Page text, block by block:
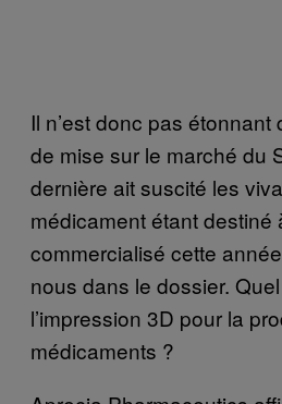
Il n’est donc pas étonnant
de mise sur le marché du
dernière ait suscité les
médicament étant destiné
commercialisé cette
nous dans le dossier.
l’impression 3D pour la
médicaments ?